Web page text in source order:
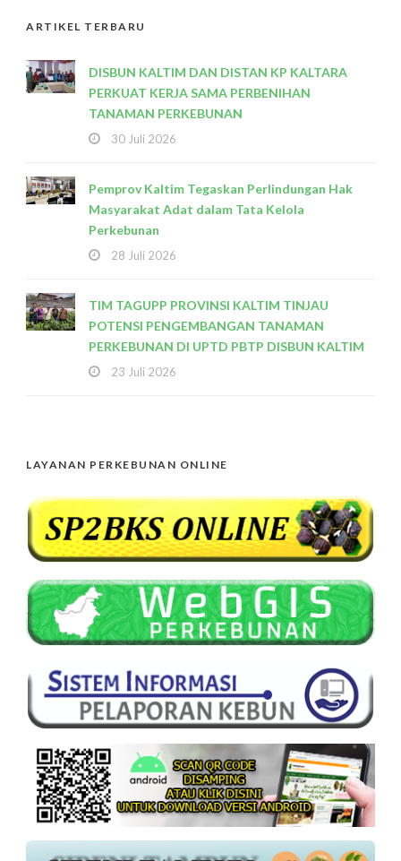
ARTIKEL TERBARU
DISBUN KALTIM DAN DISTAN KP KALTARA
PERKUAT KERJA SAMA PERBENIHAN
TANAMAN PERKEBUNAN
30 Juli 2026
Pemprov Kaltim Tegaskan Perlindungan Hak
Masyarakat Adat dalam Tata Kelola
Perkebunan
28 Juli 2026
TIM TAGUPP PROVINSI KALTIM TINJAU
POTENSI PENGEMBANGAN TANAMAN
PERKEBUNAN DI UPTD PBTP DISBUN KALTIM
23 Juli 2026
LAYANAN PERKEBUNAN ONLINE